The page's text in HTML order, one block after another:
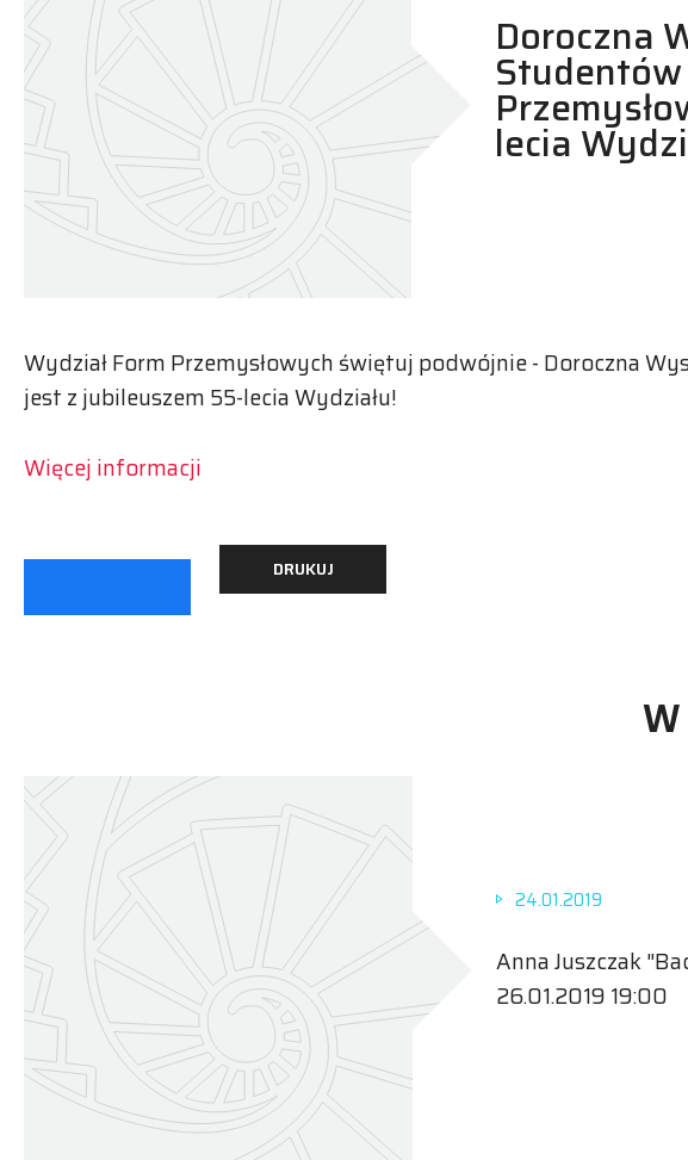
Doroczna
Studentów
lecia
Wydział Form Przemysłowych świętuj podwójnie - Doroczna
jest z jubileuszem 55-lecia Wydziału!
Więcej informacji
DRUKUJ
24.01.2019
Anna Juszczak
26.01.2019 19:00